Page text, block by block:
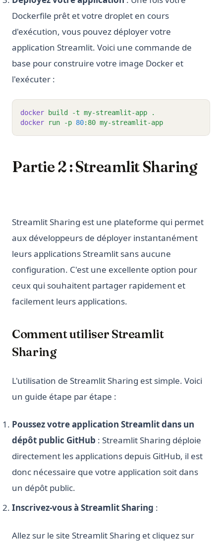
Dockerfile prêt et votre droplet en cours
d'exécution, vous pouvez déployer votre
application Streamlit. Voici une commande de
base pour construire votre image Docker et
l'exécuter :
docker build -t my-streamlit-app
.
docker
run -p 80:80 my-streamlit-app
Partie 2 : Streamlit Sharing
Streamlit Sharing est une plateforme qui permet
aux développeurs de déployer instantanément
leurs applications Streamlit sans aucune
configuration. C'est une excellente option pour
ceux qui souhaitent partager rapidement et
facilement leurs applications.
Comment utiliser Streamlit
Sharing
L'utilisation de Streamlit Sharing est simple. Voici
un guide étape par étape :
Poussez votre application Streamlit dans un
dépôt public GitHub : Streamlit Sharing déploie
directement les applications depuis GitHub, il est
donc nécessaire que votre application soit dans
un dépôt public.
Inscrivez-vous à Streamlit Sharing :
Allez sur le site Streamlit Sharing et cliquez sur